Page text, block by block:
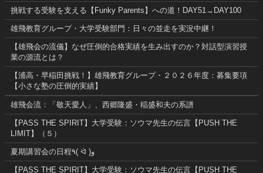
挑戦する受験を支える【Funky Parents】への道！DAY51→DAY100
雄飛教育グループ・大学受験部門：日々の並走を実況中継！
【雄飛会の流儀】なぜ圧倒的合格実績を生み出すのか？対話型演習授
業の源流とは？
【浦高・早稲田挑戦！】雄飛教育グループ・２０２６年度：募集要項
【小さな塾の圧倒的実績】
雄飛会流：「敬天愛人」、西郷隆盛・稲盛和夫の系譜
【PASS THE SPIRIT】大学受験：ソウマ先生の伝言【PUSH THE
LIMIT】（５）
夏期講習会の日程٩( ᐛ )و
【PASS THE SPIRIT】大学受験：ソウマ先生の伝言【PUSH THE